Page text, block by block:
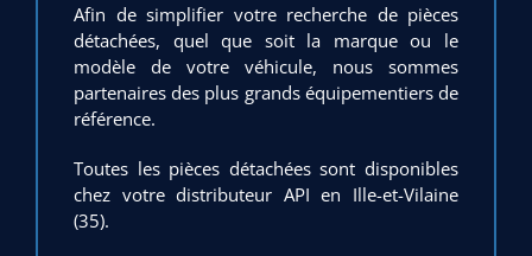
Afin de simplifier votre recherche de pièces
détachées, quel que soit la marque ou le
modèle de votre véhicule, nous sommes
partenaires des plus grands équipementiers de
référence.
Toutes les pièces détachées sont disponibles
chez votre distributeur API en Ille-et-Vilaine
(35).